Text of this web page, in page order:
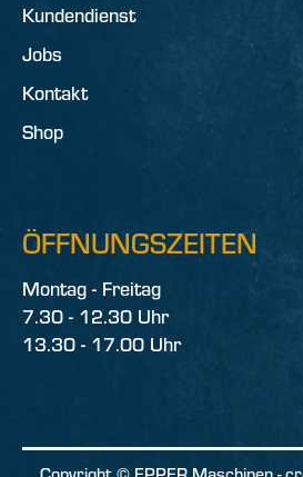
Kundendienst
Jobs
Kontakt
Shop
ÖFFNUNGSZEITEN
Montag - Freitag
7.30 - 12.30 Uhr
13.30 - 17.00 Uhr